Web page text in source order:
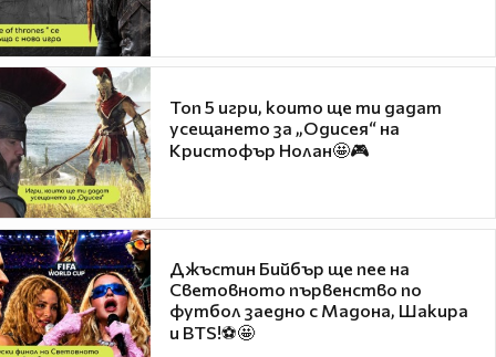
Топ 5 игри, които ще ти дадат
усещането за „Одисея“ на
Кристофър Нолан🤩🎮
Джъстин Бийбър ще пее на
Световното първенство по
футбол заедно с Мадона, Шакира
и BTS!⚽🤩